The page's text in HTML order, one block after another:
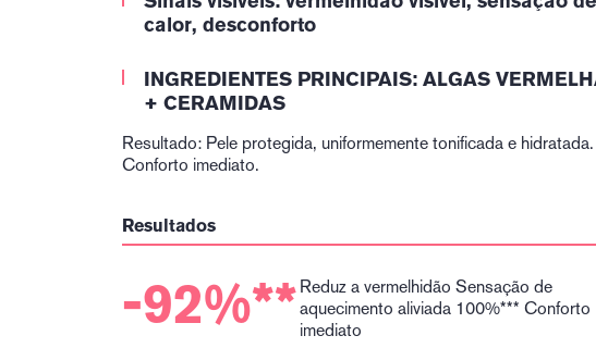
calor, desconforto
INGREDIENTES PRINCIPAIS: ALGAS
+ CERAMIDAS
Resultado: Pele protegida, uniformemente tonificada e hidratada.
Conforto imediato.
Resultados
-92%** Reduz a vermelhidão Sensação de
aquecimento aliviada 100%*** Conforto
imediato